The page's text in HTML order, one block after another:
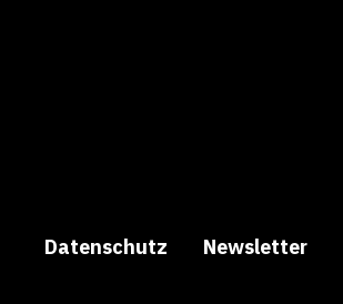
Datenschutz Newsletter